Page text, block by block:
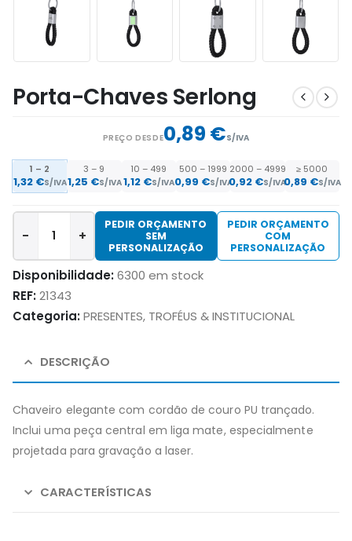
Porta-Chaves Serlong
PREÇO DESDE0,89 €S/IVA
1 – 2
1,32 €S/IVA
3 – 9
1,25 €S/IVA
10 – 499
1,12 €S/IVA
500 – 1999
0,99 €S/IVA
2000 – 4999
0,92 €S/IVA
≥ 5000
0,89 €S/IVA
- +
PEDIR ORÇAMENTO
SEM
PERSONALIZAÇÃO
PEDIR ORÇAMENTO
COM
PERSONALIZAÇÃO
Disponibilidade:6300 em stock
REF:21343
Categoria:PRESENTES, TROFÉUS & INSTITUCIONAL
DESCRIÇÃO
Chaveiro elegante com cordão de couro PU trançado.
Inclui uma peça central em liga mate, especialmente
projetada para gravação a laser.
CARACTERÍSTICAS